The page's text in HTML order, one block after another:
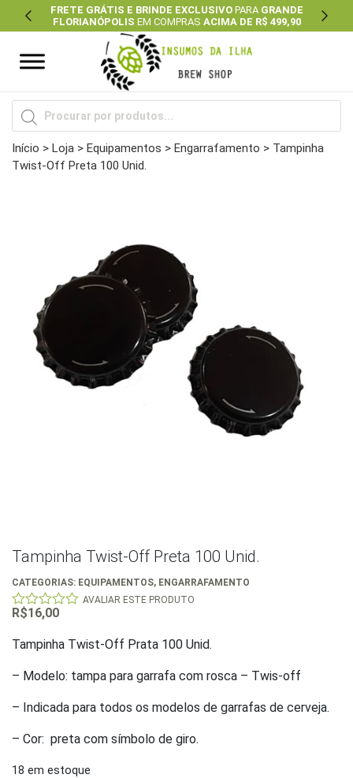
FRETE GRÁTIS E BRINDE EXCLUSIVOPARA GRANDE
FLORIANÓPOLIS EM COMPRAS ACIMA DE R$ 499,90
Previous Next
Pesquisar
produtos
Início > Loja > Equipamentos > Engarrafamento > Tampinha
Twist-Off Preta 100 Unid.
Tampinha Twist-Off Preta 100 Unid.
CATEGORIAS: EQUIPAMENTOS, ENGARRAFAMENTO
0
of
5
AVALIAR ESTE PRODUTO
R$16,00
Tampinha Twist-Off Prata 100 Unid.
– Modelo: tampa para garrafa com rosca – Twis-off
– Indicada para todos os modelos de garrafas de cerveja.
– Cor: preta com símbolo de giro.
18 em estoque